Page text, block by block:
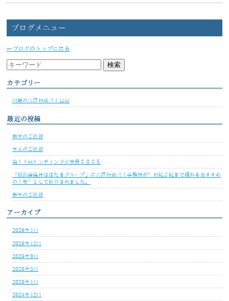
ブログメニュー
←ブログのトップに戻る
カテゴリー
川崎の吉澤行政書士日記
最近の投稿
新年のご挨拶
年末のご挨拶
第１１回エンディング産業展２０２５
「横浜葬儀社はばたきグループ」に吉澤行政書士事務所が”相続手続きで頼れるおすすめ
の士業”として紹介されました。
新年のご挨拶
アーカイブ
2026年1月
2025年12月
2025年9月
2025年8月
2025年1月
2024年12月